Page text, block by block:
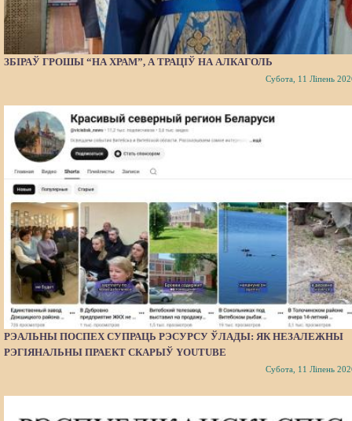
ЗБІРАЎ ГРОШЫ “НА ХРАМ”, А ТРАЦІЎ НА АЛКАГОЛЬ
Субота, 11 Ліпень
РЭАЛЬНЫ ПОСПЕХ СУПРАЦЬ РЭСУРСУ ЎЛАДЫ: ЯК НЕЗАЛЕЖНЫ
РЭГІЯНАЛЬНЫ ПРАЕКТ СКАРЫЎ YOUTUBE
Субота, 11 Ліпень